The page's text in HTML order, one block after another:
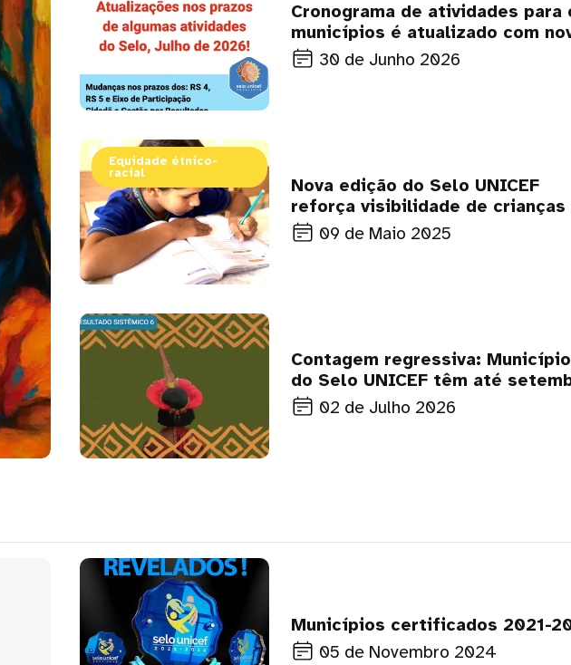
Cronograma de atividades para
municípios é atualizado com
prazos30 de Junho 2026
Equidade étnico-
racial
Nova edição do Selo UNICEF
reforça visibilidade de crianças
adolescentes indígenas e
nas políticas públicas
09 de Maio 2025
Contagem regressiva:
do Selo UNICEF têm até
para certificar gestores em
indígena
02 de Julho 2026
Municípios certificados 2021-
05 de Novembro 2024